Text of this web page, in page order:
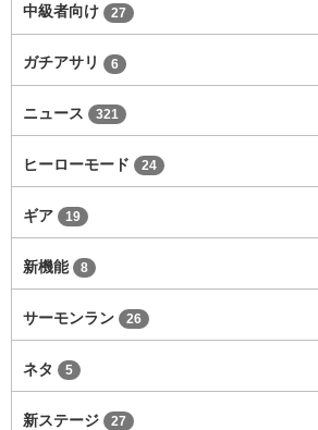
中級者向け 27
ガチアサリ 6
ニュース 321
ヒーローモード 24
ギア 19
新機能 8
サーモンラン 26
ネタ 5
新ステージ 27